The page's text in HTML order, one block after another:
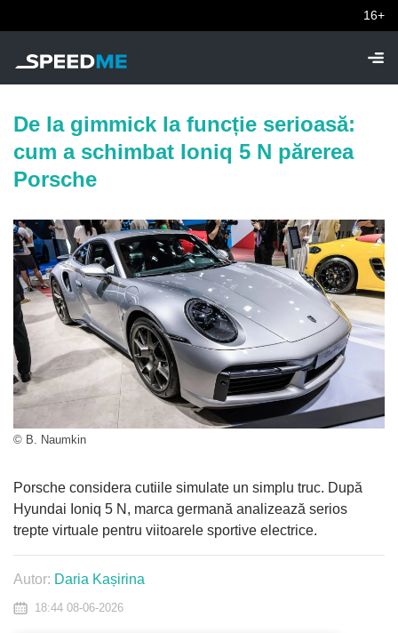
16+
De la gimmick la funcție serioasă:
cum a schimbat Ioniq 5 N părerea
Porsche
© B. Naumkin
Porsche considera cutiile simulate un simplu truc. După
Hyundai Ioniq 5 N, marca germană analizează serios
trepte virtuale pentru viitoarele sportive electrice.
Autor: Daria Kașirina
18:44 08-06-2026